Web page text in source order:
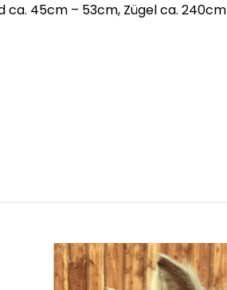
45cm – 53cm, Zügel ca. 240cm